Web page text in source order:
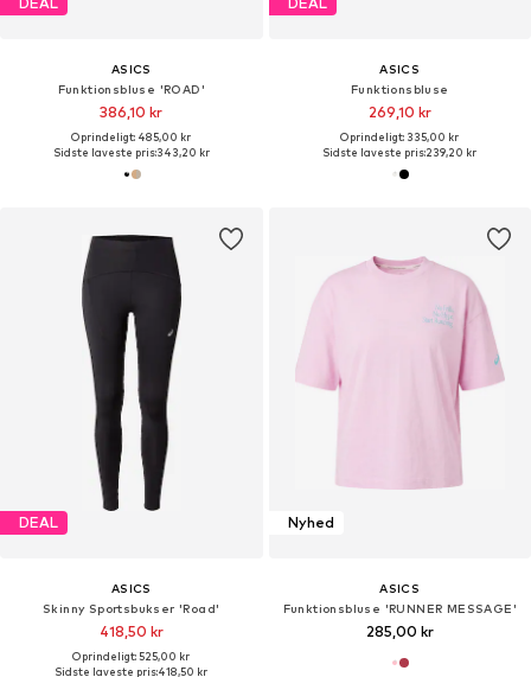
ASICS
Funktionsbluse 'ROAD'
386,10 kr
Oprindeligt: 485,00 kr
Sidste laveste pris:343,20 kr
ASICS
Funktionsbluse
269,10 kr
Oprindeligt: 335,00 kr
Sidste laveste pris:239,20 kr
DEAL
ASICS
Skinny Sportsbukser 'Road'
418,50 kr
Oprindeligt: 525,00 kr
Sidste laveste pris:418,50 kr
Nyhed
ASICS
Funktionsbluse 'RUNNER MESSAGE'
285,00 kr